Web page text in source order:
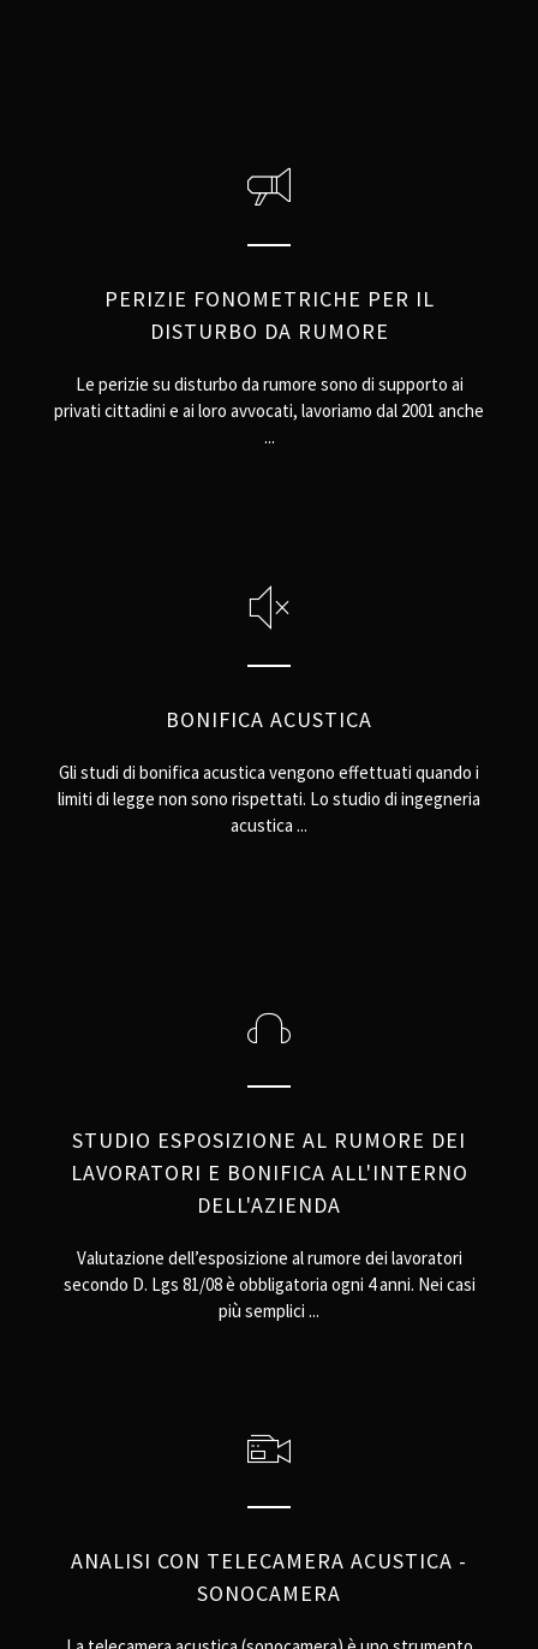
PERIZIE FONOMETRICHE PER IL
DISTURBO DA RUMORE
Le perizie su disturbo da rumore sono di supporto ai
privati cittadini e ai loro avvocati, lavoriamo dal 2001 anche
...
BONIFICA ACUSTICA
Gli studi di bonifica acustica vengono effettuati quando i
limiti di legge non sono rispettati. Lo studio di ingegneria
acustica ...
STUDIO ESPOSIZIONE AL RUMORE DEI
LAVORATORI E BONIFICA ALL'INTERNO
DELL'AZIENDA
Valutazione dell’esposizione al rumore dei lavoratori
secondo D. Lgs 81/08 è obbligatoria ogni 4 anni. Nei casi
più semplici ...
ANALISI CON TELECAMERA ACUSTICA -
SONOCAMERA